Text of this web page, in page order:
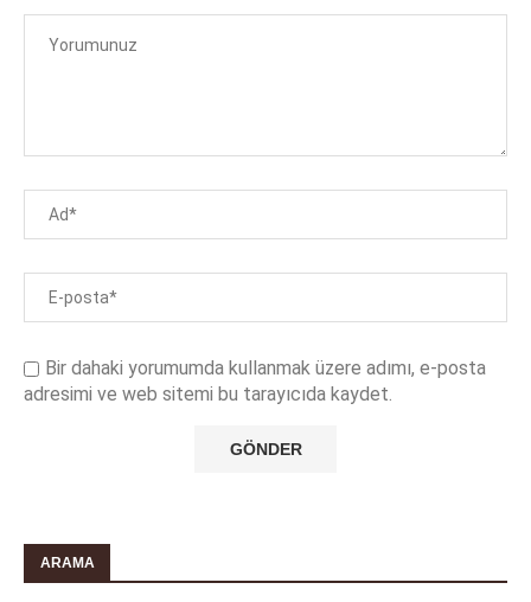
Bir dahaki yorumumda kullanmak üzere adımı, e-posta
adresimi ve web sitemi bu tarayıcıda kaydet.
ARAMA